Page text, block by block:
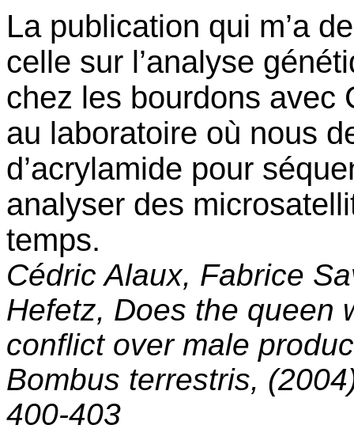
La publication qui m’a
celle sur l’analyse
chez les bourdons avec
au laboratoire où nous
d’acrylamide pour
analyser des
temps.
Cédric Alaux, Fabrice
Hefetz, Does the queen
conflict over male
Bombus terrestris,
400-403